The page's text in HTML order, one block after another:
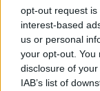
opt-out request
interest-based
us or personal
your opt-out. You
disclosure of
IAB’s list of